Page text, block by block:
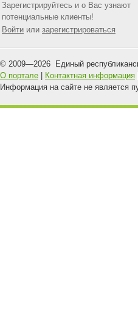
Зарегистрируйтесь и о Вас узнают
потенциальные клиенты!
Войти или зарегистрироваться
© 2009—2026 Единый
О портале
Контактная информация
Информация на сайте не является